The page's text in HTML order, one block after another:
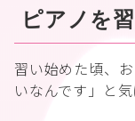
ピアノを
習い始めた頃、
いなんです」と